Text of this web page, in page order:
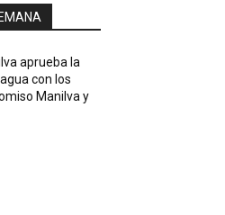
aprueba la
con los
Manilva y